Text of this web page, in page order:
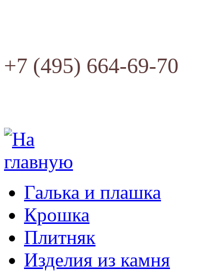
+7 (495) 664-69-70
Галька и плашка
Крошка
Плитняк
Изделия из камня